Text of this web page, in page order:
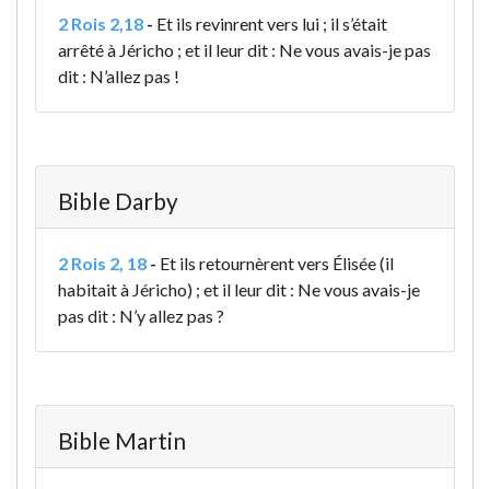
2 Rois 2,18 - Et ils revinrent vers lui ; il s’était
arrêté à Jéricho ; et il leur dit : Ne vous avais-je pas
dit : N’allez pas !
Bible Darby
2 Rois 2, 18 - Et ils retournèrent vers Élisée (il
habitait à Jéricho) ; et il leur dit : Ne vous avais-je
pas dit : N’y allez pas ?
Bible Martin